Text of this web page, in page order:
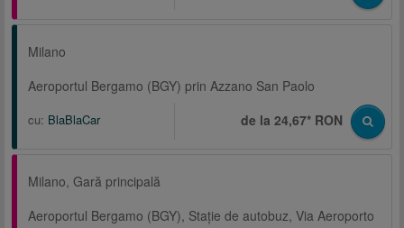
Milano
Aeroportul Bergamo (BGY) prin Azzano San Paolo
cu: BlaBlaCar de la 24,67* RON
Milano, Gară principală
Aeroportul Bergamo (BGY), Staţie de autobuz, Via Aeroporto